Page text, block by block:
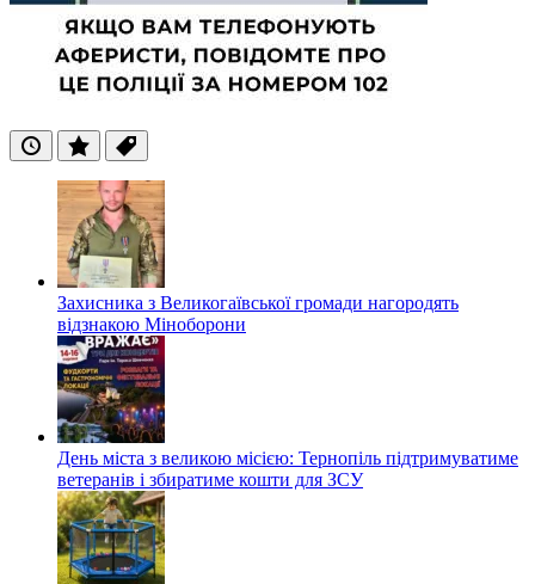
ОстанніПопулярні
Теги
Захисника з Великогаївської громади нагородять
відзнакою Міноборони
День міста з великою місією: Тернопіль підтримуватиме
ветеранів і збиратиме кошти для ЗСУ